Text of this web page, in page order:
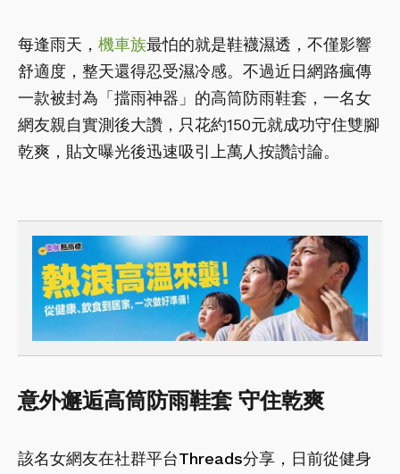
每逢雨天， 機車族最怕的就是鞋襪濕透，不僅影響
舒適度，整天還得忍受濕冷感。不過近日網路瘋傳
一款被封為「擋雨神器」的高筒防雨鞋套，一名女
網友親自實測後大讚，只花約150元就成功守住雙腳
乾爽，貼文曝光後迅速吸引上萬人按讚討論。
意外邂逅高筒防雨鞋套 守住乾爽
該名女網友在社群平台Threads分享，日前從健身